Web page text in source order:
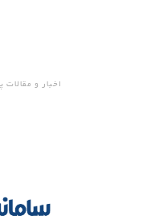
اخبار و مقالات